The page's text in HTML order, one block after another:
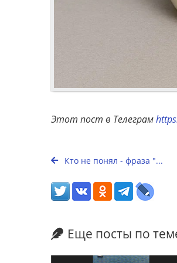
Этот пост в Телеграм
Кто не понял - фраза "...
Еще посты по